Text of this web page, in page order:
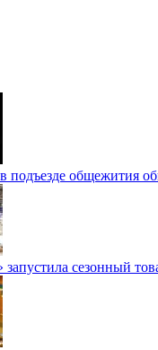
подъезде общежития
запустила сезонный